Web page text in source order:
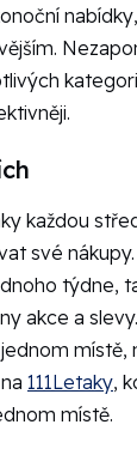
každou
své
týdne,
akce a
místě,
111Letaky,
místě.